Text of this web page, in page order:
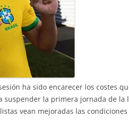
ha sido encarecer los costes
la primera jornada de la
vean mejoradas las